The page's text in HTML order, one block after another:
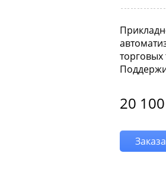
20 100